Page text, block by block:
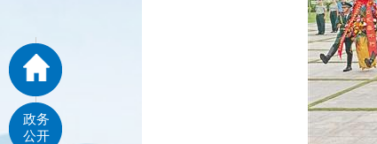
政务
公开